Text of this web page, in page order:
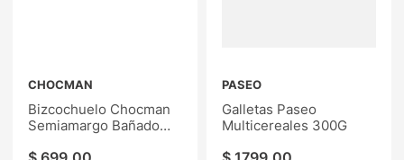
CHOCMAN
Bizcochuelo Chocman
Semiamargo Bañado
PASEO
Galletas Paseo
Multicereales 300G